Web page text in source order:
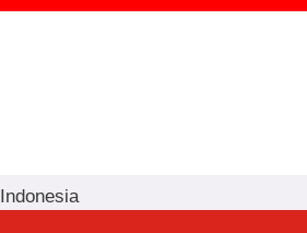
Indonesia